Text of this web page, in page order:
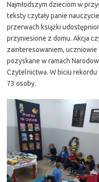
Najmłodszym dzieciom w
teksty czytały panie
przerwach książki
przyniesione z domu. Akcja
zainteresowaniem,
pozyskane w ramach
Czytelnictwa. W biciu rekordu
73 osoby.